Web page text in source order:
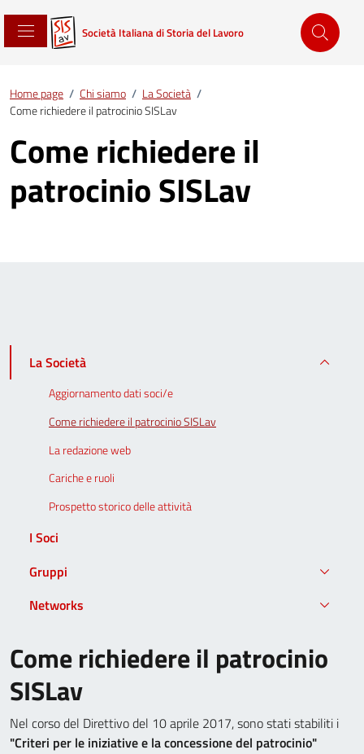
Società Italiana di Storia del Lavoro
Home page / Chi siamo / La Società /
Come richiedere il patrocinio SISLav
Come richiedere il
patrocinio SISLav
Come richiedere il patrocinio
SISLav
Nel corso del Direttivo del 10 aprile 2017, sono stati stabiliti i
"Criteri per le iniziative e la concessione del patrocinio"
La Società
Aggiornamento dati soci/e
Come richiedere il patrocinio SISLav
La redazione web
Cariche e ruoli
Prospetto storico delle attività
I Soci
Gruppi
Networks